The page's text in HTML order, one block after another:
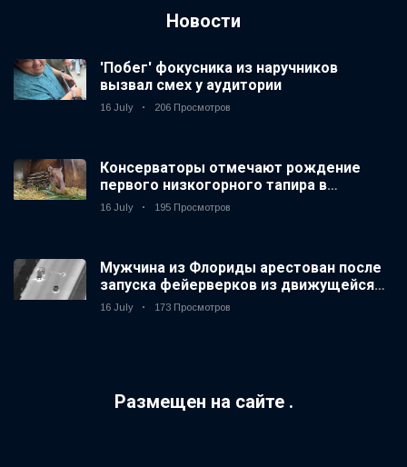
Новости
'Побег' фокусника из наручников
вызвал смех у аудитории
16 July 206 Просмотров
Консерваторы отмечают рождение
первого низкогорного тапира в
зоопарке Великобритании за 14 лет
16 July 195 Просмотров
Мужчина из Флориды арестован после
запуска фейерверков из движущейся
машины
16 July 173 Просмотров
Размещен на сайте .